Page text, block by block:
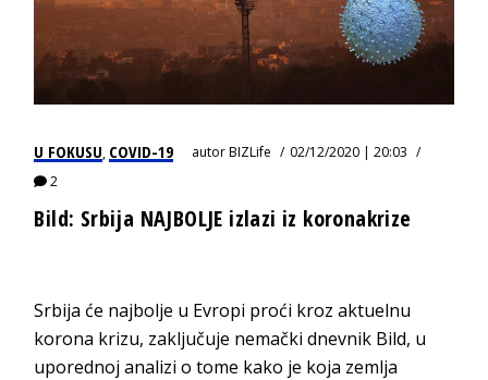
U FOKUSU, COVID-19 autorBIZLife
02/12/2020 | 20:03
2
Bild: Srbija NAJBOLJE izlazi iz koronakrize
Srbija će najbolje u Evropi proći kroz aktuelnu
korona krizu, zaključuje nemački dnevnik Bild, u
uporednoj analizi o tome kako je koja zemlja